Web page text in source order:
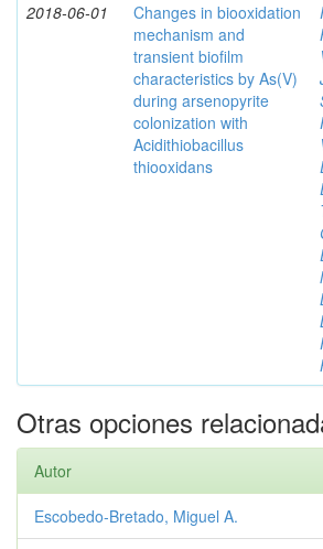
2018-06-01
Changes in biooxidation
mechanism and
transient biofilm
characteristics by As(V)
during arsenopyrite
colonization with
Acidithiobacillus
thiooxidans
Otras opciones
Autor
Escobedo‑Bretado, Miguel A.